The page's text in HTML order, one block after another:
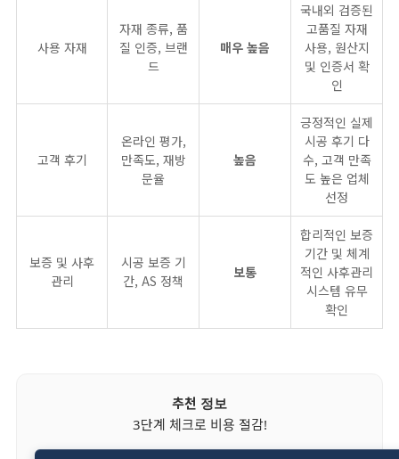
사용 자재
자재 종류, 품
질 인증, 브랜
드
매우 높음
국내외 검증된
고품질 자재
사용, 원산지
및 인증서 확
인
고객 후기
온라인 평가,
만족도, 재방
문율
높음
긍정적인 실제
시공 후기 다
수, 고객 만족
도 높은 업체
선정
보증 및 사후
관리
시공 보증 기
간, AS 정책
보통
합리적인 보증
기간 및 체계
적인 사후관리
시스템 유무
확인
추천 정보
3단계 체크로 비용 절감!